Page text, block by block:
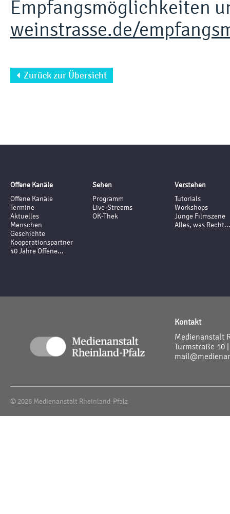
Empfangsmöglichkeiten
weinstrasse.de/
Zurück zur Übersicht
Offene Kanäle
Offene Kanäle
Termine
Aktuelles
Menschen
Geschichte
Kooperationspartner
40 Jahre Offene...
Sehen
Programm
Live-Streams
OK-Thek
Verstehen
Tutorials
Workshops
Junge Filmszene
Alles, was Recht...
Kontakt
Medienanstalt
Turmstraße 10
© 2026 Medienanstalt Rheinland-Pfalz